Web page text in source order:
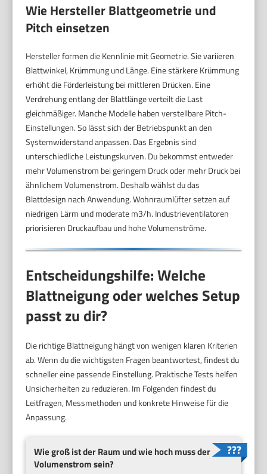
Wie Hersteller Blattgeometrie und
Pitch einsetzen
Hersteller formen die Kennlinie mit Geometrie. Sie variieren
Blattwinkel, Krümmung und Länge. Eine stärkere Krümmung
erhöht die Förderleistung bei mittleren Drücken. Eine
Verdrehung entlang der Blattlänge verteilt die Last
gleichmäßiger. Manche Modelle haben verstellbare Pitch-
Einstellungen. So lässt sich der Betriebspunkt an den
Systemwiderstand anpassen. Das Ergebnis sind
unterschiedliche Leistungskurven. Du bekommst entweder
mehr Volumenstrom bei geringem Druck oder mehr Druck bei
ähnlichem Volumenstrom. Deshalb wählst du das
Blattdesign nach Anwendung. Wohnraumlüfter setzen auf
niedrigen Lärm und moderate m3/h. Industrieventilatoren
priorisieren Druckaufbau und hohe Volumenströme.
Entscheidungshilfe: Welche
Blattneigung oder welches Setup
passt zu dir?
Die richtige Blattneigung hängt von wenigen klaren Kriterien
ab. Wenn du die wichtigsten Fragen beantwortest, findest du
schneller eine passende Einstellung. Praktische Tests helfen
Unsicherheiten zu reduzieren. Im Folgenden findest du
Leitfragen, Messmethoden und konkrete Hinweise für die
Anpassung.
Wie groß ist der Raum und wie hoch muss der
Volumenstrom sein?